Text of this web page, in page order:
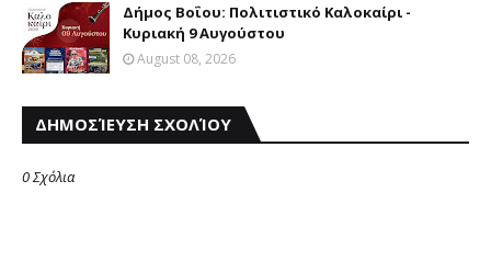
Δήμος Βοΐου: Πολιτιστικό Καλοκαίρι -
Κυριακή 9 Αυγούστου
August 08, 2026
ΔΗΜΟΣΊΕΥΣΗ ΣΧΟΛΊΟΥ
0 Σχόλια